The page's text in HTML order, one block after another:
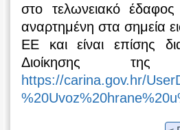
στο τελωνειακό
αναρτημένη στα σημεία
ΕΕ και είναι επίσης
Διοίκησης της
https://carina.gov.hr/